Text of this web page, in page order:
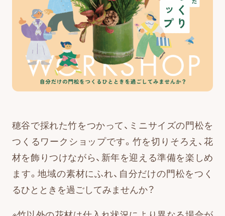
穂谷で採れた竹をつかって、ミニサイズの門松を
つくるワークショップです。竹を切りそろえ、花
材を飾りつけながら、新年を迎える準備を楽しめ
ます。地域の素材にふれ、自分だけの門松をつく
るひとときを過ごしてみませんか？